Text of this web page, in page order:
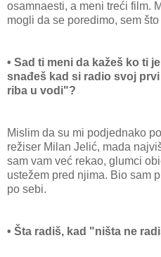
osamnaesti, a meni treći film.
mogli da se poredimo, sem
• Sad ti meni da kažeš ko ti
snađeš kad si radio svoj
riba u vodi"?
Mislim da su mi podjednako
režiser Milan Jelić, mada
sam vam već rekao, glumci
ustežem pred njima. Bio sam
po sebi.
• Šta radiš, kad "ništa ne